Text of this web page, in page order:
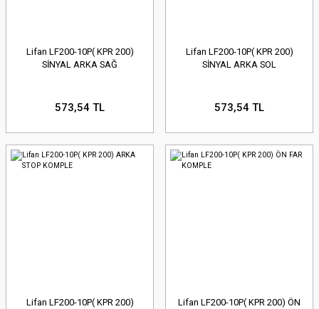
Lifan LF200-10P( KPR 200)
SİNYAL ARKA SAĞ
573,54 TL
Lifan LF200-10P( KPR 200)
SİNYAL ARKA SOL
573,54 TL
Lifan LF200-10P( KPR 200)
Lifan LF200-10P( KPR 200) ÖN